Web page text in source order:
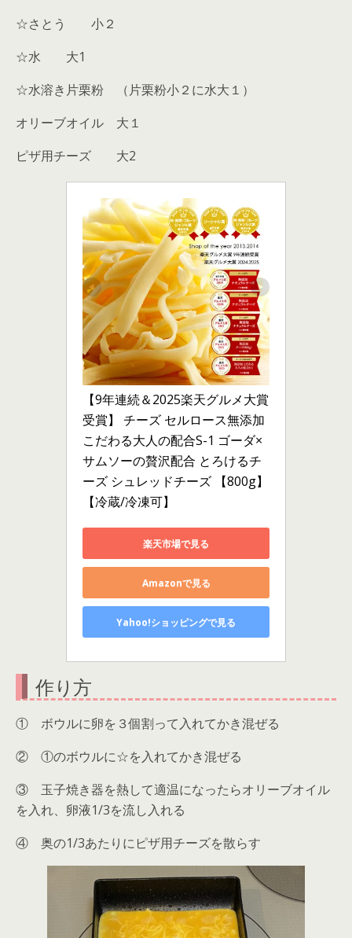
☆さとう 小２
☆水 大1
☆水溶き片栗粉 （片栗粉小２に水大１）
オリーブオイル 大１
ピザ用チーズ 大2
【9年連続＆2025楽天グルメ大賞
受賞】 チーズ セルロース無添加
こだわる大人の配合S-1 ゴーダ×
サムソーの贅沢配合 とろけるチ
ーズ シュレッドチーズ 【800g】
【冷蔵/冷凍可】
楽天市場で見る
Amazonで見る
Yahoo!ショッピングで見る
作り方
① ボウルに卵を３個割って入れてかき混ぜる
② ①のボウルに☆を入れてかき混ぜる
③ 玉子焼き器を熱して適温になったらオリーブオイル
を入れ、卵液1/3を流し入れる
④ 奥の1/3あたりにピザ用チーズを散らす